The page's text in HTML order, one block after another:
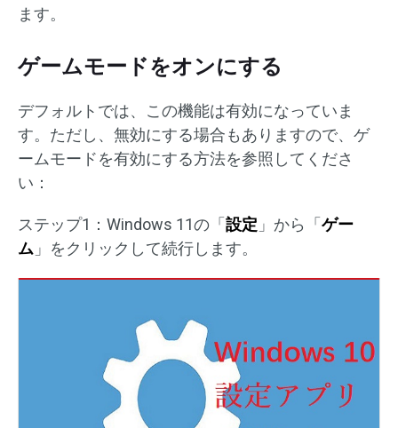
ます。
ゲームモードをオンにする
デフォルトでは、この機能は有効になっていま
す。ただし、無効にする場合もありますので、ゲ
ームモードを有効にする方法を参照してくださ
い：
ステップ1：Windows 11の「設定 」から「ゲー
ム 」をクリックして続行します。